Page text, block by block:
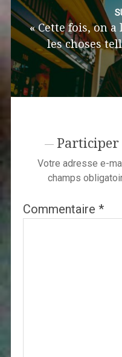
« Cette fois, on
les choses
Participer
Votre adresse e-
champs
Commentaire *